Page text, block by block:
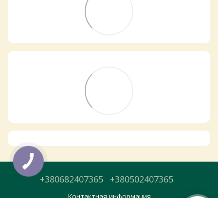
+380682407365 +380502407365
Тепер онлайн-замовлення можна
безкоштовно
магазин і забрати у зручний час 💚
Перейти до оформлення
День доставки обираєте під час оформлення.